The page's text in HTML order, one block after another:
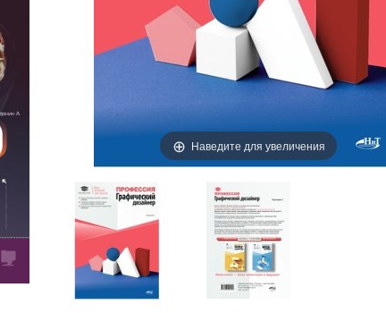
Наведите для увеличения